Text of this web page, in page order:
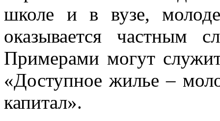
школе и в вузе,
оказывается частным
Примерами могут
«Доступное жилье –
капитал».